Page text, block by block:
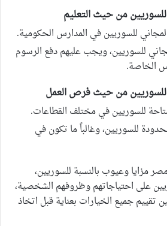
من حيث التعليم
للسوريين في المدارس الحكومية.
للسوريين، ويجب عليهم دفع الرسوم
الخاصة.
للسوريين من حيث فرص العمل
للسوريين في مختلف القطاعات.
للسوريين، وغالباً ما تكون في
مزايا وعيوب بالنسبة للسوريين،
على احتياجاتهم وظروفهم الشخصية،
جميع الخيارات بعناية قبل اتخاذ